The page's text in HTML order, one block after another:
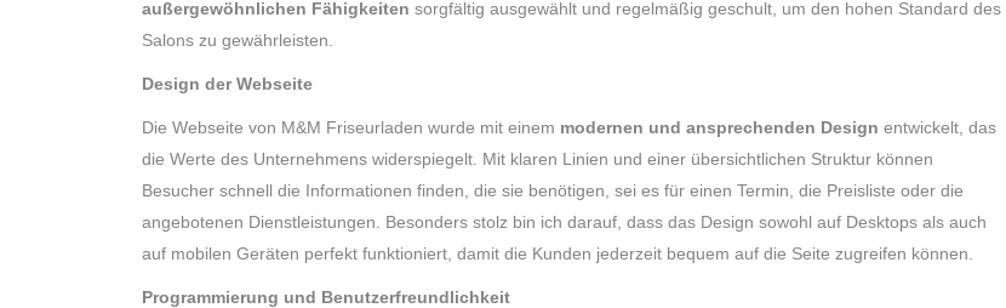
außergewöhnlichen Fähigkeiten sorgfältig ausgewählt und regelmäßig geschult, um den hohen Standard des
Salons zu gewährleisten.
Design der Webseite
Die Webseite von M&M Friseurladen wurde mit einem modernen und ansprechenden Design entwickelt, das
die Werte des Unternehmens widerspiegelt. Mit klaren Linien und einer übersichtlichen Struktur können
Besucher schnell die Informationen finden, die sie benötigen, sei es für einen Termin, die Preisliste oder die
angebotenen Dienstleistungen. Besonders stolz bin ich darauf, dass das Design sowohl auf Desktops als auch
auf mobilen Geräten perfekt funktioniert, damit die Kunden jederzeit bequem auf die Seite zugreifen können.
Programmierung und Benutzerfreundlichkeit